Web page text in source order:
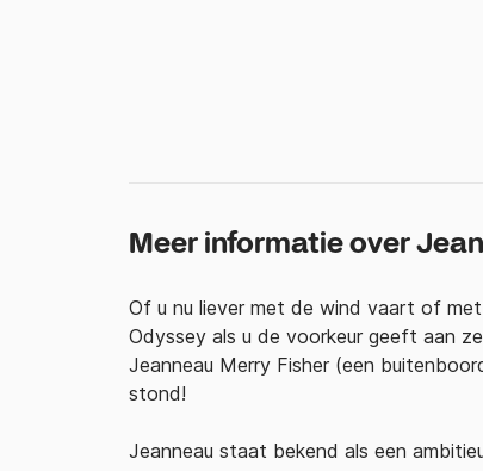
Meer informatie over
Of u nu liever met de wind vaart of
Odyssey als u de voorkeur geeft aan
Jeanneau Merry Fisher (een
stond!
Jeanneau staat bekend als een